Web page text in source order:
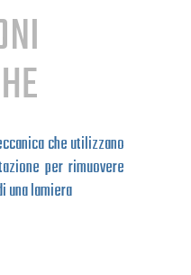
che utilizzano
per rimuovere
una lamiera